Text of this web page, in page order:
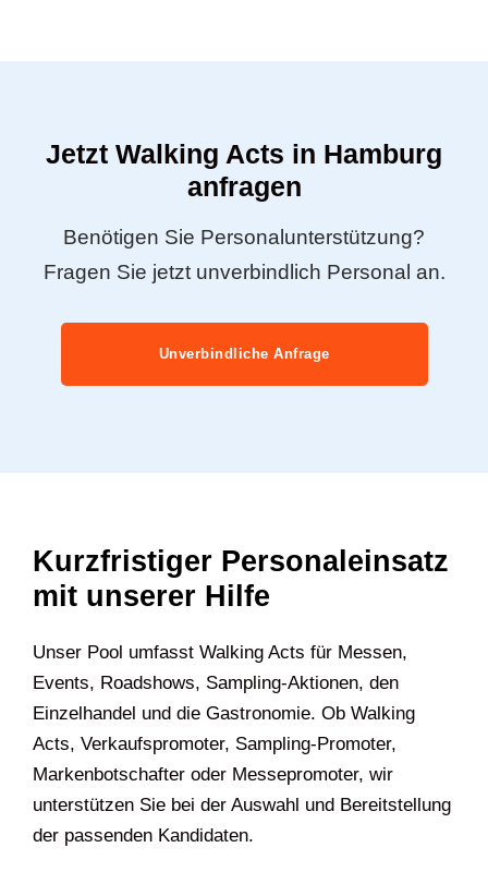
Jetzt Walking Acts in Hamburg
anfragen
Benötigen Sie Personalunterstützung?
Fragen Sie jetzt unverbindlich Personal an.
Unverbindliche Anfrage
Kurzfristiger Personaleinsatz
mit unserer Hilfe
Unser Pool umfasst Walking Acts für Messen,
Events, Roadshows, Sampling-Aktionen, den
Einzelhandel und die Gastronomie. Ob Walking
Acts, Verkaufspromoter, Sampling-Promoter,
Markenbotschafter oder Messepromoter, wir
unterstützen Sie bei der Auswahl und Bereitstellung
der passenden Kandidaten.